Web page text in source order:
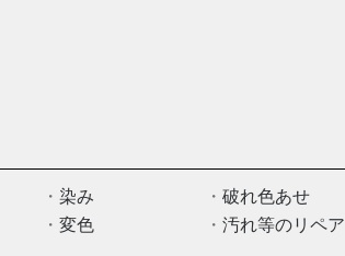
染み
破れ色あせ
変色 汚れ等のリペア